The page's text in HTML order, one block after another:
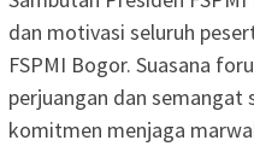
dan motivasi seluruh
FSPMI Bogor. Suasana
perjuangan dan
komitmen menjaga